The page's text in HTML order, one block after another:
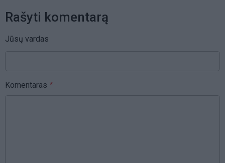
Rašyti komentarą
Jūsų vardas
Komentaras